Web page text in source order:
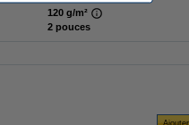
120 g/m²
2 pouces